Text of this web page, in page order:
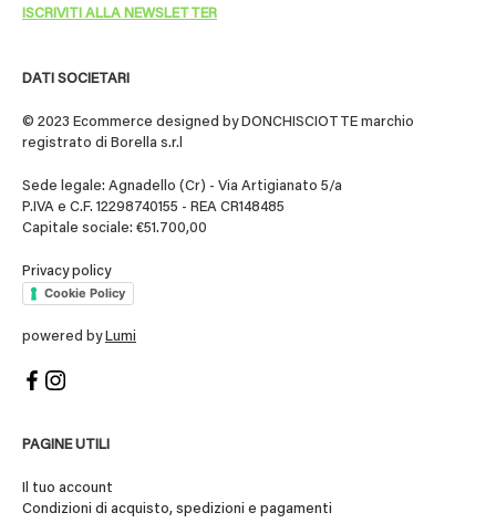
DATI SOCIETARI
© 2023 Ecommerce designed by DONCHISCIOTTE marchio
registrato di Borella s.r.l
Sede legale: Agnadello (Cr) - Via Artigianato 5/a
P.IVA e C.F. 12298740155 - REA CR148485
Capitale sociale: €51.700,00
Privacy policy
Cookie Policy
powered by Lumi
PAGINE UTILI
Il tuo account
Condizioni di acquisto, spedizioni e pagamenti